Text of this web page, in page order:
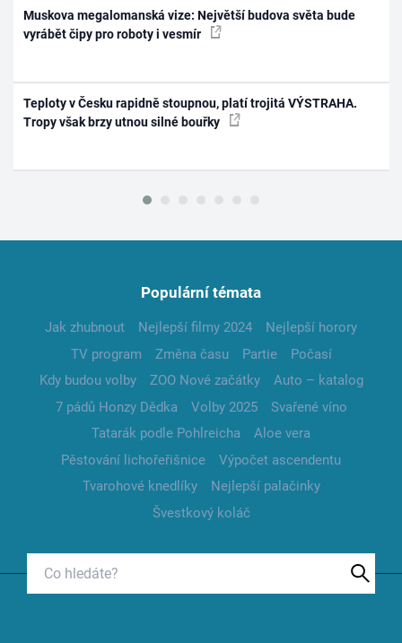
Muskova megalomanská vize: Největší budova světa bude
vyrábět čipy pro roboty i vesmír
Teploty v Česku rapidně stoupnou, platí trojitá VÝSTRAHA.
Tropy však brzy utnou silné bouřky
Populární témata
Jak zhubnout Nejlepší filmy 2024
Nejlepší horory
TV program
Změna času Partie
Počasí
Kdy budou volby
ZOO Nové začátky
Auto – katalog
7 pádů Honzy Dědka
Volby 2025
Svařené víno
Tatarák podle Pohlreicha
Aloe vera
Pěstování lichořeřišnice
Výpočet ascendentu
Tvarohové knedlíky
Nejlepší palačinky
Švestkový koláč